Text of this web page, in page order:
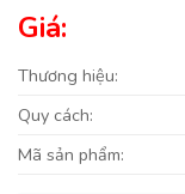
Giá:
Thương hiệu:
Quy cách:
Mã sản phẩm: